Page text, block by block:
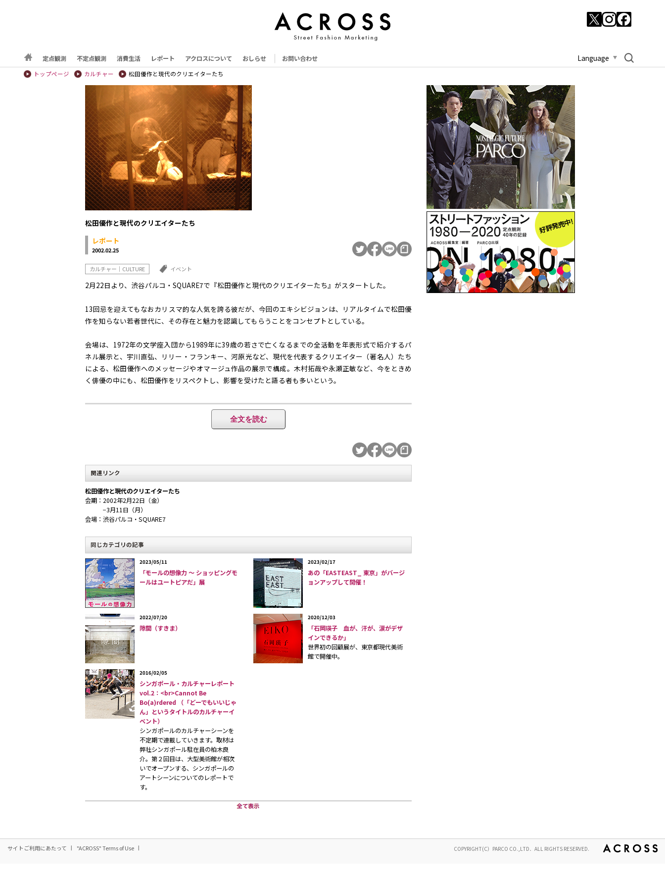
定点観測 不定点観測 消費生活 レポート アクロスについて おしらせ お問い合わせ Language
トップページ カルチャー 松田優作と現代のクリエイターたち
松田優作と現代のクリエイターたち
レポート
2002.02.25
カルチャー｜CULTURE イベント
2月22日より、渋谷パルコ・SQUARE7で『松田優作と現代のクリエイターたち』がスタートした。
13回忌を迎えてもなおカリスマ的な人気を誇る彼だが、今回のエキシビジョンは、リアルタイムで松田優
作を知らない若者世代に、その存在と魅力を認識してもらうことをコンセプトとしている。
会場は、1972年の文学座入団から1989年に39歳の若さで亡くなるまでの全活動を年表形式で紹介するパ
ネル展示と、宇川直弘、リリー・フランキー、河原光など、現代を代表するクリエイター（著名人）たち
による、松田優作へのメッセージやオマージュ作品の展示で構成。木村拓哉や永瀬正敏など、今をときめ
く俳優の中にも、松田優作をリスペクトし、影響を受けたと語る者も多いという。
「探偵物語」のベスパや、彼の歌声、そして旬のアーティスト達の作品を通して、不世出の俳優・松田優
全文を読む
関連リンク
松田優作と現代のクリエイターたち
会期：2002年2月22日（金）
−3月11日（月）
会場：渋谷パルコ・SQUARE7
同じカテゴリの記事
2023/05/11
「モールの想像力 〜 ショッピングモ
ールはユートピアだ」展
2023/02/17
あの「EASTEAST_ 東京」がバージ
ョンアップして開催！
2022/07/20
隙間（すきま）
2020/12/03
「石岡瑛子 血が、汗が、涙がデザ
インできるか」
世界初の回顧展が、東京都現代美術
館で開催中。
2016/02/05
シンガポール・カルチャーレポート
vol.2：<br>Cannot Be
Bo(a)rdered （「どーでもいいじゃ
ん」というタイトルのカルチャーイ
ベント）
シンガポールのカルチャーシーンを
不定期で連載していきます。取材は
弊社シンガポール駐在員の柏木良
介。第２回目は、大型美術館が相次
いでオープンする、シンガポールの
アートシーンについてのレポートで
す。
サイトご利用にあたって "ACROSS" Terms of Use COPYRIGHT(C）PARCO CO.,LTD．ALL RIGHTS RESERVED.